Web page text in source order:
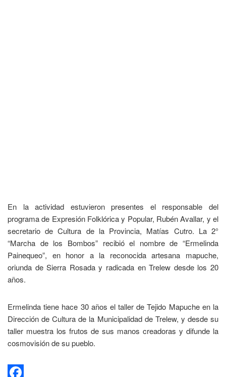
En la actividad estuvieron presentes el responsable del
programa de Expresión Folklórica y Popular, Rubén Avallar, y el
secretario de Cultura de la Provincia, Matías Cutro. La 2°
“Marcha de los Bombos” recibió el nombre de “Ermelinda
Painequeo”, en honor a la reconocida artesana mapuche,
oriunda de Sierra Rosada y radicada en Trelew desde los 20
años.
Ermelinda tiene hace 30 años el taller de Tejido Mapuche en la
Dirección de Cultura de la Municipalidad de Trelew, y desde su
taller muestra los frutos de sus manos creadoras y difunde la
cosmovisión de su pueblo.